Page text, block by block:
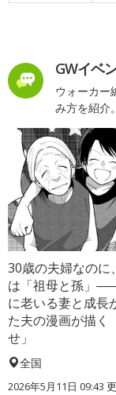
GWイベ
ウォーカー
み方を紹介
30歳の夫婦なのに
は「祖母と孫」
に老いる妻と成長
た夫の漫画が描く
せ」
全国
2026年5月11日 09:43